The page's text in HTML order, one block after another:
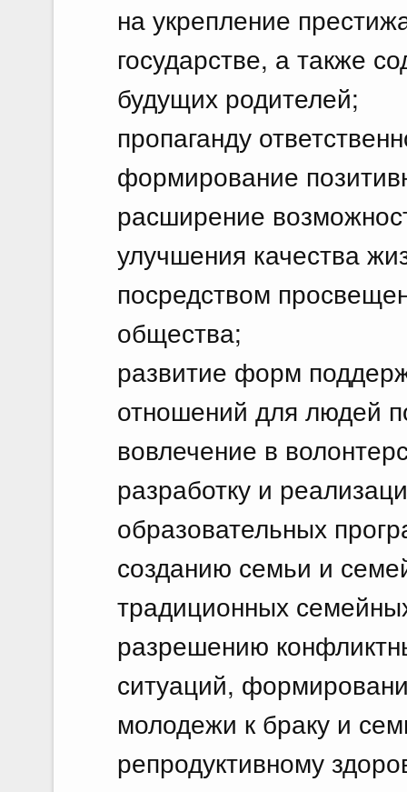
на укрепление
государстве, а также
будущих родителей;
пропаганду
формирование
расширение
улучшения качества
посредством
общества;
развитие форм
отношений для людей
вовлечение в
разработку и
образовательных
созданию семьи и
традиционных
разрешению
ситуаций,
молодежи к браку и
репродуктивному